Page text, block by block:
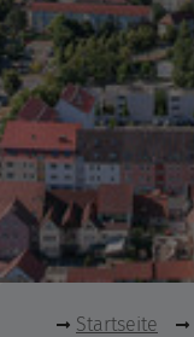
Startseite